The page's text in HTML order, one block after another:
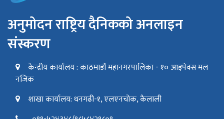
अनुमोदन राष्ट्रिय दैनिकको अनलाइन
संस्करण
केन्द्रीय कार्यालय : काठमाडौं महानगरपालिका - १० आइपेक्स मल
नजिक
शाखा कार्यालय: धनगढी-१, एलएनचोक, कैलाली